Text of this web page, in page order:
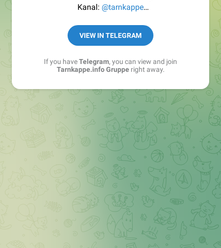
Kanal: @tarnkappe
Best of:@bestoftarnkappe
Kochen: https://t.me/+WSW5F1VcmhliMjk6
VIEW IN TELEGRAM
If you haveTelegram, you can view and join
Tarnkappe.info Grupperight away.